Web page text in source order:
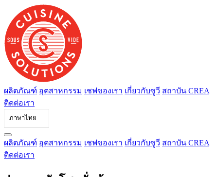
ไป
ที่
เนื้อหา
ผลิตภัณฑ์ อุตสาหกรรม เชฟของเรา เกี่ยวกับซูวี สถาบัน CREA
ติดต่อเรา
ภาษาไทย
ผลิตภัณฑ์ อุตสาหกรรม เชฟของเรา เกี่ยวกับซูวี สถาบัน CREA
ติดต่อเรา